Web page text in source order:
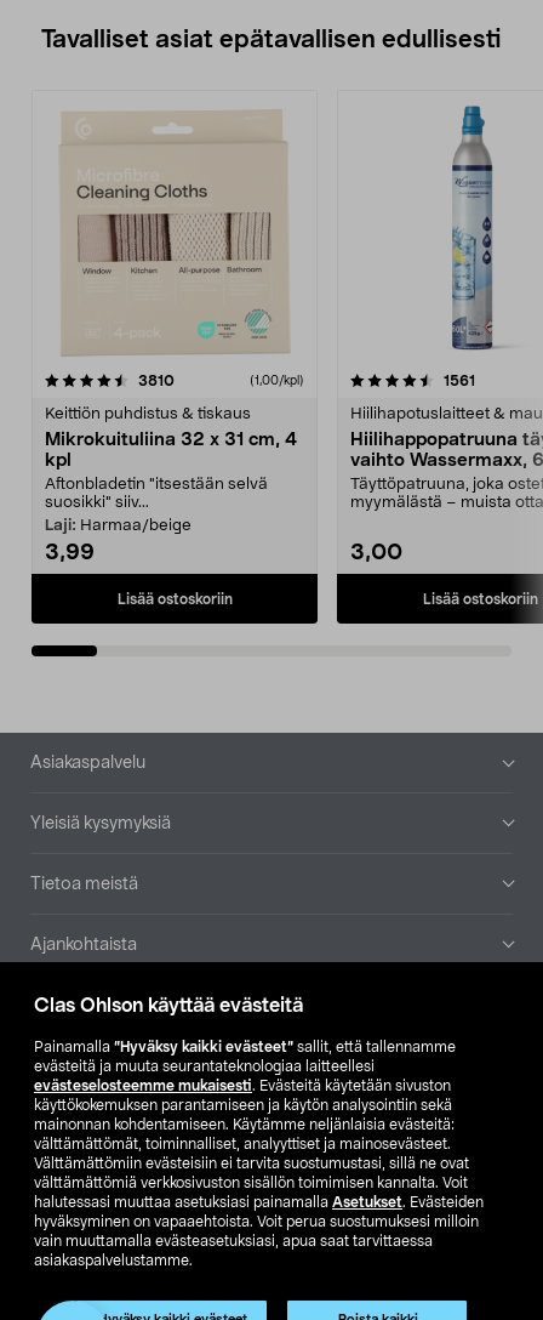
Clas Ohlson käyttää evästeitä
Painamalla ”Hyväksy kaikki evästeet” sallit, että tallennamme
evästeitä ja muuta seurantateknologiaa laitteellesi
evästeselosteemme mukaisesti. Evästeitä käytetään sivuston
käyttökokemuksen parantamiseen ja käytön analysointiin sekä
mainonnan kohdentamiseen. Käytämme neljänlaisia evästeitä:
välttämättömät, toiminnalliset, analyyttiset ja mainosevästeet.
Välttämättömiin evästeisiin ei tarvita suostumustasi, sillä ne ovat
välttämättömiä verkkosivuston sisällön toimimisen kannalta. Voit
halutessasi muuttaa asetuksiasi painamalla Asetukset. Evästeiden
hyväksyminen on vapaaehtoista. Voit perua suostumuksesi milloin
vain muuttamalla evästeasetuksiasi, apua saat tarvittaessa
asiakaspalvelustamme.
Tavalliset asiat epätavallisen edullisesti
3810arvostelut (1,00/kpl)
Keittiön puhdistus & tiskaus
Mikrokuituliina 32 x 31 cm, 4
kpl
Aftonbladetin "itsestään selvä
suosikki" siiv...
Laji: Harmaa/beige
3,99
Lisää ostoskoriin
4.5viidestä
1561
Hiilihapotuslaitteet &
Hiilihappopatruuna
vaihto Wassermaxx,
Täyttöpatruuna, joka
myymälästä – muista
3,00
Lisää ostoskoriin
4.5viidestä
Alatunniste
Asiakaspalvelu
Yleisiä kysymyksiä
Tietoa meistä
Ajankohtaista
Muut yrityksemme
Etsi myymälä
SE NO FI
FI SV